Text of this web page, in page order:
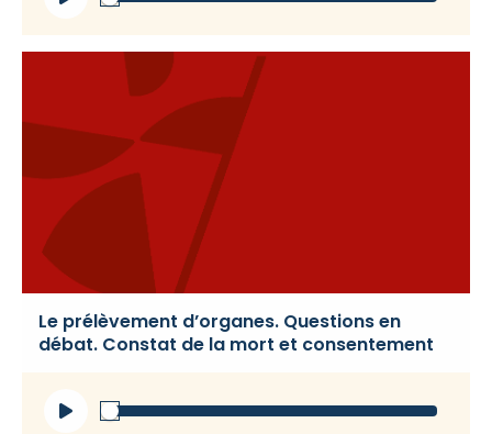
audio
Le prélèvement d’organes. Questions en
débat. Constat de la mort et consentement
Lecteur
audio